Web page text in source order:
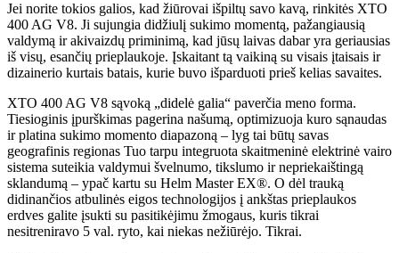
Jei norite tokios galios, kad žiūrovai išpiltų savo kavą, rinkitės XTO
400 AG V8. Ji sujungia didžiulį sukimo momentą, pažangiausią
valdymą ir akivaizdų priminimą, kad jūsų laivas dabar yra geriausias
iš visų, esančių prieplaukoje. Įskaitant tą vaikiną su visais įtaisais ir
dizainerio kurtais batais, kurie buvo išparduoti prieš kelias savaites.
XTO 400 AG V8 sąvoką „didelė galia“ paverčia meno forma.
Tiesioginis įpurškimas pagerina našumą, optimizuoja kuro sąnaudas
ir platina sukimo momento diapazoną – lyg tai būtų savas
geografinis regionas Tuo tarpu integruota skaitmeninė elektrinė vairo
sistema suteikia valdymui švelnumo, tikslumo ir nepriekaištingą
sklandumą – ypač kartu su Helm Master EX®. O dėl trauką
didinančios atbulinės eigos technologijos į ankštas prieplaukos
erdves galite įsukti su pasitikėjimu žmogaus, kuris tikrai
nesitreniravo 5 val. ryto, kai niekas nežiūrėjo. Tikrai.